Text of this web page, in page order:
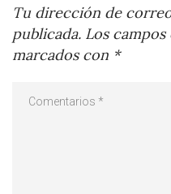
Tu dirección de
publicada. Los
marcados con *